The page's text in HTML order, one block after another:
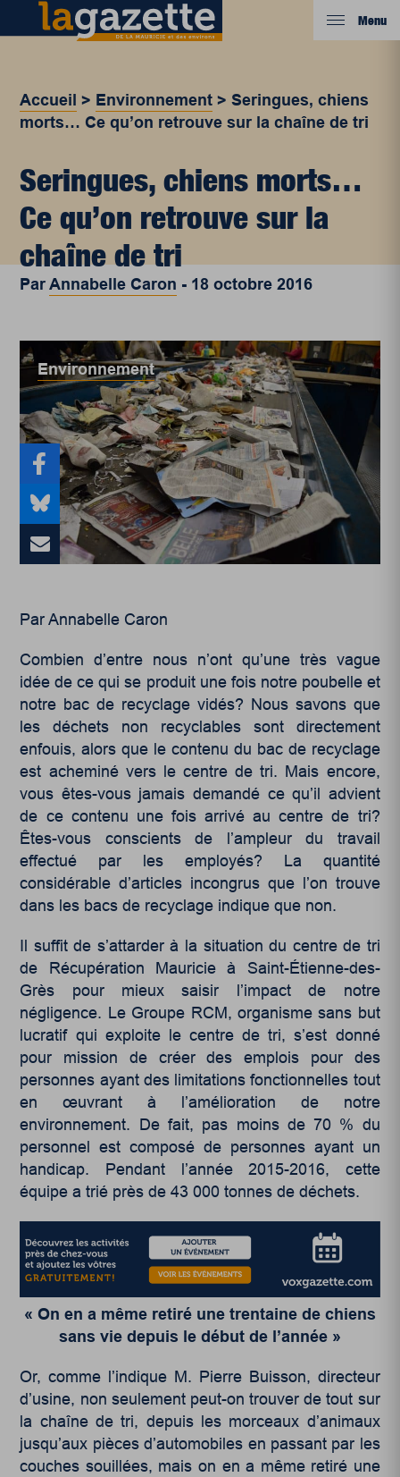
Menu
Accueil > Environnement >Seringues, chiens
morts… Ce qu’on retrouve sur la chaîne de tri
Seringues, chiens morts…
Ce qu’on retrouve sur la
chaîne de tri
ParAnnabelle Caron - 18 octobre 2016
Environnement
Par Annabelle Caron
Combien d’entre nous n’ont qu’une très vague
idée de ce qui se produit une fois notre poubelle et
notre bac de recyclage vidés? Nous savons que
les déchets non recyclables sont directement
enfouis, alors que le contenu du bac de recyclage
est acheminé vers le centre de tri. Mais encore,
vous êtes-vous jamais demandé ce qu’il advient
de ce contenu une fois arrivé au centre de tri?
Êtes-vous conscients de l’ampleur du travail
effectué par les employés? La quantité
considérable d’articles incongrus que l’on trouve
dans les bacs de recyclage indique que non.
Il suffit de s’attarder à la situation du centre de tri
de Récupération Mauricie à Saint-Étienne-des-
Grès pour mieux saisir l’impact de notre
négligence. Le Groupe RCM, organisme sans but
lucratif qui exploite le centre de tri, s’est donné
pour mission de créer des emplois pour des
personnes ayant des limitations fonctionnelles tout
en œuvrant à l’amélioration de notre
environnement. De fait, pas moins de 70 % du
personnel est composé de personnes ayant un
handicap. Pendant l’année 2015-2016, cette
équipe a trié près de 43 000 tonnes de déchets.
« On en a même retiré une trentaine de chiens
sans vie depuis le début de l’année »
Or, comme l’indique M. Pierre Buisson, directeur
d’usine, non seulement peut-on trouver de tout sur
la chaîne de tri, depuis les morceaux d’animaux
jusqu’aux pièces d’automobiles en passant par les
couches souillées, mais on en a même retiré une